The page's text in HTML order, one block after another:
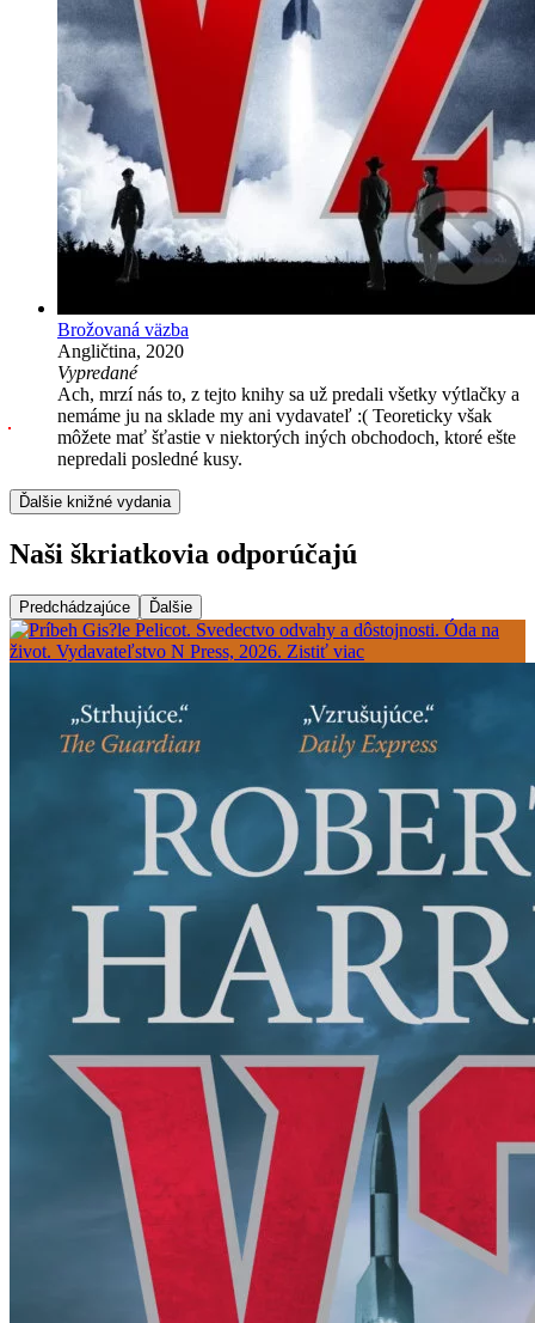
Brožovaná väzba
Angličtina, 2020
Vypredané
Ach, mrzí nás to, z tejto knihy sa už predali všetky výtlačky a
nemáme ju na sklade my ani vydavateľ :( Teoreticky však
môžete mať šťastie v niektorých iných obchodoch, ktoré ešte
nepredali posledné kusy.
Ďalšie knižné vydania
Naši škriatkovia odporúčajú
Predchádzajúce Ďalšie